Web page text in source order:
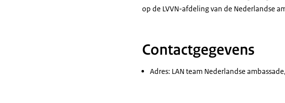
op de LVVN-afdeling van de Nederlandse
Contactgegevens
Adres: LAN team Nederlandse